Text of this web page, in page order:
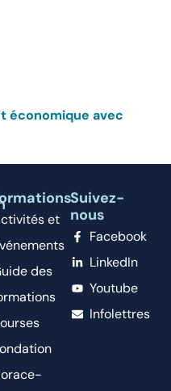
économique avec
et
des
Suivez-
nous
Facebook
LinkedIn
Youtube
Infolettres